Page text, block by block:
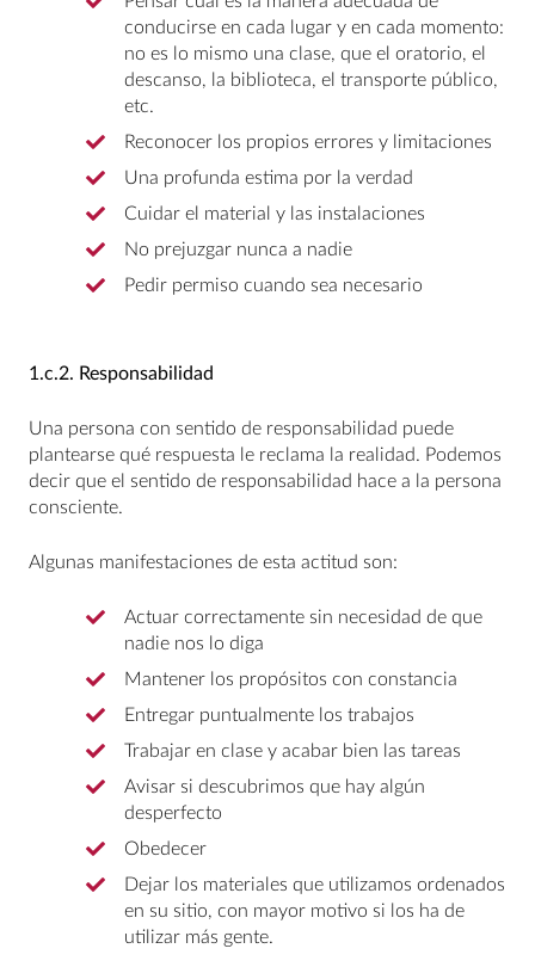
conducirse en cada lugar y en cada momento:
no es lo mismo una clase, que el oratorio, el
descanso, la biblioteca, el transporte público,
etc.
Reconocer los propios errores y limitaciones
Una profunda estima por la verdad
Cuidar el material y las instalaciones
No prejuzgar nunca a nadie
Pedir permiso cuando sea necesario
1.c.2. Responsabilidad
Una persona con sentido de responsabilidad puede
plantearse qué respuesta le reclama la realidad. Podemos
decir que el sentido de responsabilidad hace a la persona
consciente.
Algunas manifestaciones de esta actitud son:
Actuar correctamente sin necesidad de que
nadie nos lo diga
Mantener los propósitos con constancia
Entregar puntualmente los trabajos
Trabajar en clase y acabar bien las tareas
Avisar si descubrimos que hay algún
desperfecto
Obedecer
Dejar los materiales que utilizamos ordenados
en su sitio, con mayor motivo si los ha de
utilizar más gente.